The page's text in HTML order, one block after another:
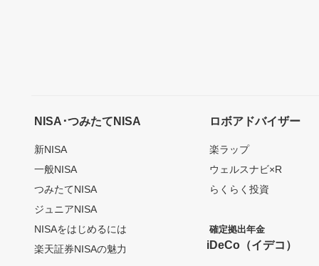
NISA･つみたてNISA
新NISA
一般NISA
つみたてNISA
ジュニアNISA
NISAをはじめるには
楽天証券NISAの魅力
ロボアドバイザー
楽ラップ
ウェルスナビ×R
らくらく投資
確定拠出年金
iDeCo（イデコ）